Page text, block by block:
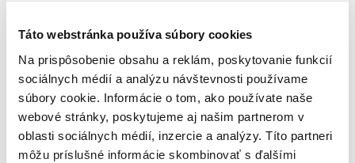
Táto webstránka používa súbory cookies
Na prispôsobenie obsahu a reklám, poskytovanie funkcií
sociálnych médií a analýzu návštevnosti používame
súbory cookie. Informácie o tom, ako používate naše
webové stránky, poskytujeme aj našim partnerom v
oblasti sociálnych médií, inzercie a analýzy. Títo partneri
môžu príslušné informácie skombinovať s ďalšími
Domov
Novinky
Jesenný Magazín Forum
Jesenný Magazín Forum